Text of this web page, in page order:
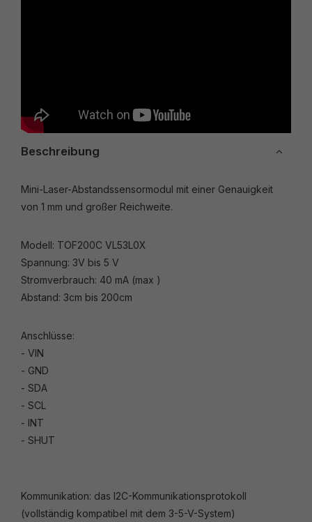
Beschreibung
Mini-Laser-Abstandssensormodul mit einer Genauigkeit
von 1 mm und großer Reichweite.
Modell: TOF200C VL53L0X
Spannung: 3V bis 5 V
Stromverbrauch: 40 mA (max )
Abstand: 3cm bis 200cm
Anschlüsse:
- VIN
- GND
- SDA
- SCL
- INT
- SHUT
Kommunikation: das I2C-Kommunikationsprotokoll
(vollständig kompatibel mit dem 3-5-V-System)